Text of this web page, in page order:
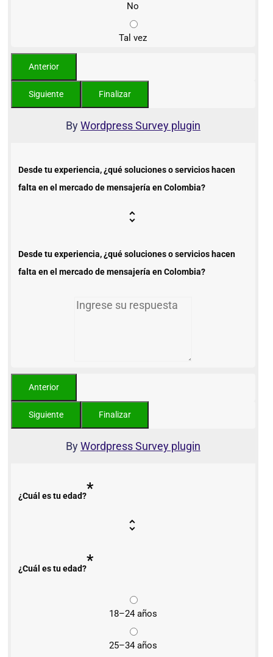
No
Tal vez
ByWordpress Survey plugin
Desde tu experiencia, ¿qué soluciones o servicios hacen
falta en el mercado de mensajería en Colombia?
Desde tu experiencia, ¿qué soluciones o servicios hacen
falta en el mercado de mensajería en Colombia?
ByWordpress Survey plugin
¿Cuál es tu edad?*
¿Cuál es tu edad?*
18–24 años
25–34 años